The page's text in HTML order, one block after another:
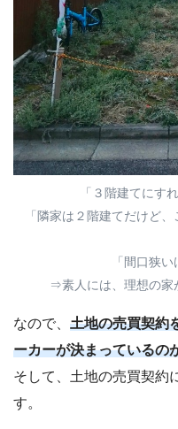
「３階建てにす
「隣家は２階建てだけど
「間口狭
⇒素人には、理想の家
なので、 土地の売買契約
ーカーが決まっているの
そして、土地の売買契約
す。